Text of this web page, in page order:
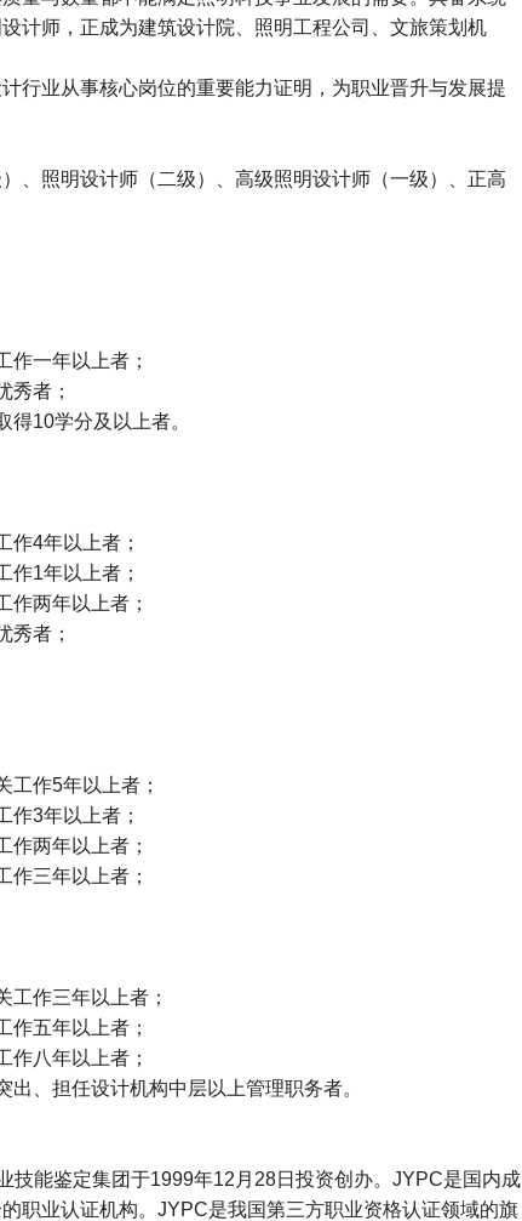
计师，正成为建筑设计院、照明工程公司、文旅策划机
行业从事核心岗位的重要能力证明，为职业晋升与发展提
、照明设计师（二级）、高级照明设计师（一级）、正高
作一年以上者；
秀者；
得10学分及以上者。
作4年以上者；
作1年以上者；
作两年以上者；
秀者；
工作5年以上者；
作3年以上者；
作两年以上者；
作三年以上者；
工作三年以上者；
作五年以上者；
作八年以上者；
、担任设计机构中层以上管理职务者。
技能鉴定集团于1999年12 月 28日投资创办。 JYPC是国内成
职业认证机构。 JYPC是我国第三方职业资格认证领域的旗